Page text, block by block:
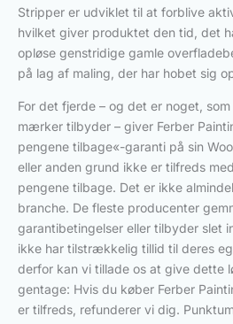
Stripper er udviklet til at forblive
hvilket giver produktet den tid, det
opløse genstridige gamle
på lag af maling, der har hobet sig
For det fjerde – og det er noget,
mærker tilbyder – giver Ferber
pengene tilbage«-garanti på sin
eller anden grund ikke er tilfreds
pengene tilbage. Det er ikke
branche. De fleste producenter
garantibetingelser eller tilbyder slet
ikke har tilstrækkelig tillid til deres
derfor kan vi tillade os at give dette
gentage: Hvis du køber Ferber
er tilfreds, refunderer vi dig.